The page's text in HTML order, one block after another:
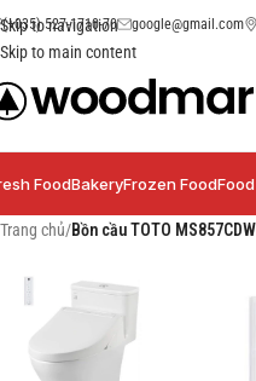
Skip to navigation
Skip to main content
(+035) 527-1710-70 google@gmail.com
FoodBakeryFrozen Food
Trang chủ/Bồn cầu TOTO